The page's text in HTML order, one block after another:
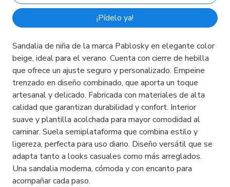
¡Pídelo ya!
Sandalia de niña de la marca Pablosky en elegante color
beige, ideal para el verano. Cuenta con cierre de hebilla
que ofrece un ajuste seguro y personalizado. Empeine
trenzado en diseño combinado, que aporta un toque
artesanal y delicado. Fabricada con materiales de alta
calidad que garantizan durabilidad y confort. Interior
suave y plantilla acolchada para mayor comodidad al
caminar. Suela semiplataforma que combina estilo y
ligereza, perfecta para uso diario. Diseño versátil que se
adapta tanto a looks casuales como más arreglados.
Una sandalia moderna, cómoda y con encanto para
acompañar cada paso.